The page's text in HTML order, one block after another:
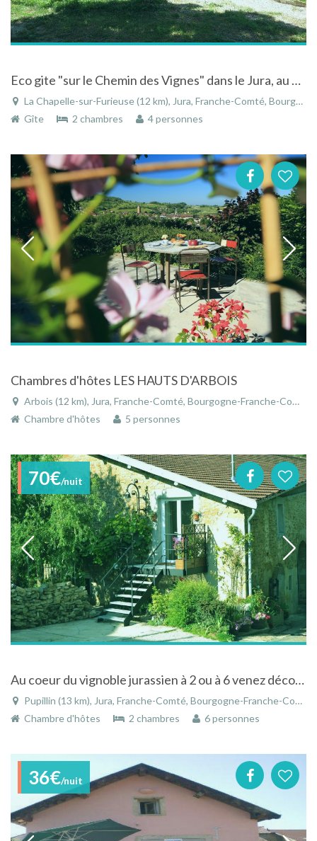
Eco gite "sur le Chemin des Vignes" dans le Jura, au plus proche de la nature
La Chapelle-sur-Furieuse (12 km), Jura, Franche-Comté, Bourgogne-Franche-Comté, France
Gîte
2 chambres 4 personnes
Chambres d'hôtes LES HAUTS D'ARBOIS
Arbois (12 km), Jura, Franche-Comté, Bourgogne-Franche-Comté, France
Chambre d'hôtes
5 personnes
70€/nuit
Au coeur du vignoble jurassien à 2 ou à 6 venez découvrir LE VIEUX PRESSOIR
Pupillin (13 km), Jura, Franche-Comté, Bourgogne-Franche-Comté, France
Chambre d'hôtes
2 chambres 6 personnes
36€/nuit